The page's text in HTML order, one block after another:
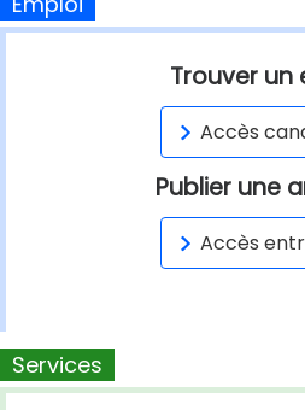
Trouver un
Accès
Publier une
Accès
Services